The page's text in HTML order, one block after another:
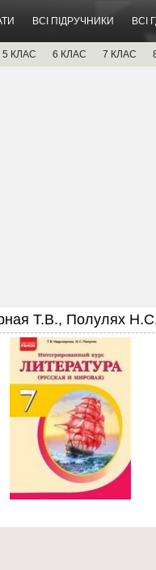
ВСІ ПІДРУЧНИКИ ВСІ
5 КЛАС 6 КЛАС 7 КЛАС
Т.В., Полулях